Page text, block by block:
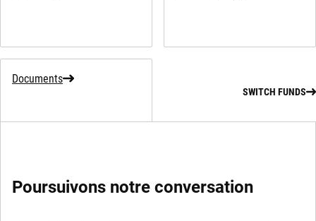
Documents
SWITCH FUNDS
Poursuivons notre conversation